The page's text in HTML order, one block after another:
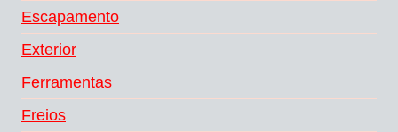
Escapamento
Exterior
Ferramentas
Freios